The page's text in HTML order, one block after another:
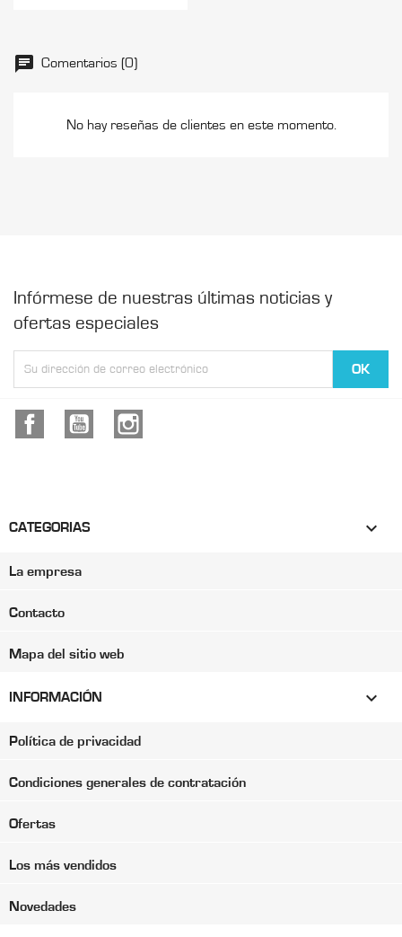
Comentarios (0)
No hay reseñas de clientes en este momento.
Infórmese de nuestras últimas noticias y
ofertas especiales
Facebook YouTube
CATEGORIAS 
La empresa
Contacto
Mapa del sitio web
INFORMACIÓN 
Política de privacidad
Condiciones generales de contratación
Ofertas
Los más vendidos
Novedades